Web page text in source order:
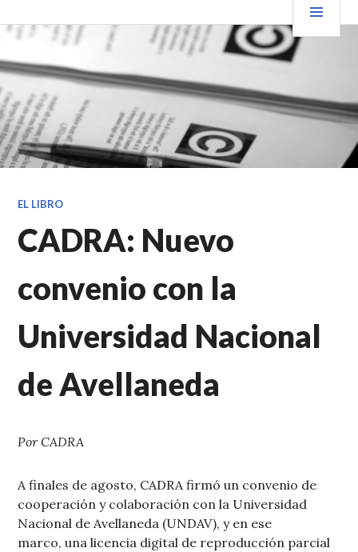
al
contenido.
VENDER+LIBROS NOTICIAS
EL LIBRO
CADRA: Nuevo
convenio con la
Universidad Nacional
de Avellaneda
Por CADRA
A finales de agosto, CADRA firmó un convenio de
cooperación y colaboración con la Universidad
Nacional de Avellaneda (UNDAV), y en ese
marco, una licencia digital de reproducción parcial